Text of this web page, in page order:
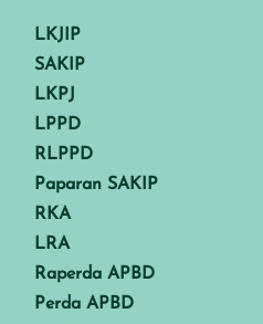
LKJIP
SAKIP
LKPJ
LPPD
RLPPD
Paparan SAKIP
RKA
LRA
Raperda APBD
Perda APBD